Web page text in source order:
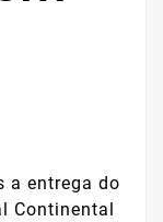
a entrega do
Continental